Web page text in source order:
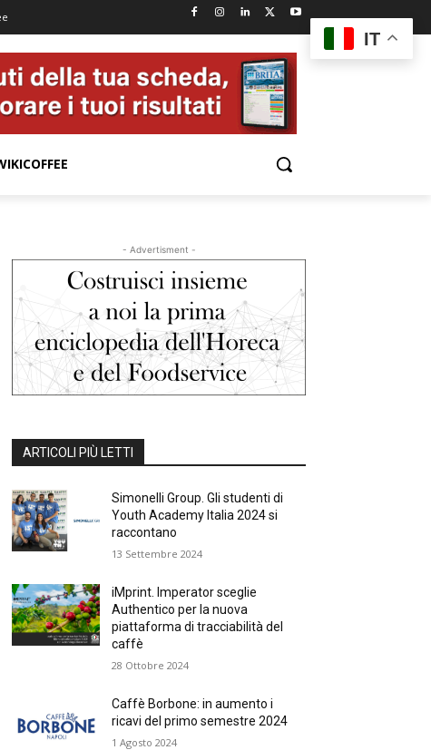
- Advertisment -
ARTICOLI PIÙ LETTI
Simonelli Group. Gli studenti di
Youth Academy Italia 2024 si
raccontano
13 Settembre 2024
iMprint. Imperator sceglie
Authentico per la nuova
piattaforma di tracciabilità del
caffè
28 Ottobre 2024
Caffè Borbone: in aumento i
ricavi del primo semestre 2024
1 Agosto 2024
IT